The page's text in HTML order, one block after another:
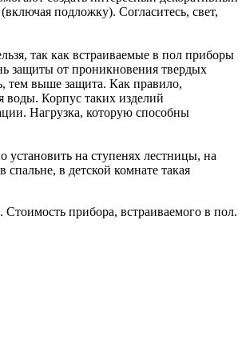
подложку). Согласитесь, свет,
так как встраиваемые в пол приборы
защиты от проникновения твердых
тем выше защита. Как правило,
воды. Корпус таких изделий
Нагрузка, которую способны
на ступенях лестницы, на
в детской комнате такая
прибора, встраиваемого в пол.